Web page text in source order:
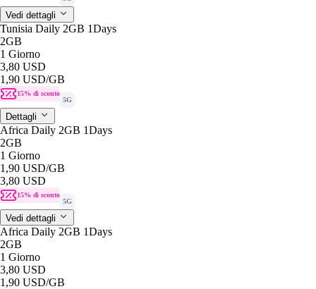
Vedi dettagli
Tunisia Daily 2GB 1Days
2GB
1 Giorno
3,80 USD
1,90 USD/GB
15% di sconto
5G
Dettagli
Africa Daily 2GB 1Days
2GB
1 Giorno
1,90 USD/GB
3,80 USD
15% di sconto
5G
Vedi dettagli
Africa Daily 2GB 1Days
2GB
1 Giorno
3,80 USD
1,90 USD/GB